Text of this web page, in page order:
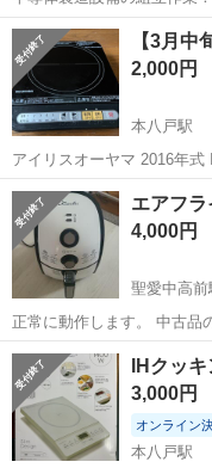
中中！社会保険完備！送迎
備！作業着無償貸与◎食堂利用
場のお仕事 ◇半導体製造設
宮城 泉中央駅 その他
【3月中
2,000円
本八戸駅
アイリスオーヤマ 2016年式 IHコンロ １口タイプ AC電源・説明書付
き 動作問題ありません。
青森 八戸市 本八戸
エアフラ
4,000円
聖愛中高前
正常に動作します。 中古品
良い状態です。
青森 弘前市 聖愛中
エアフライヤー
IHクッ
3,000円
オンライン
本八戸駅